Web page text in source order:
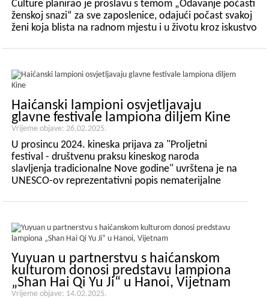
Culture planirao je proslavu s temom „Odavanje počasti
ženskoj snazi“ za sve zaposlenice, odajući počast svakoj
ženi koja blista na radnom mjestu i u životu kroz iskustvo
Haićanski lampioni osvjetljavaju
glavne festivale lampiona diljem Kine
Vrijeme objave: 26.02.2025.
U prosincu 2024. kineska prijava za "Proljetni
festival - društvenu praksu kineskog naroda
slavljenja tradicionalne Nove godine" uvrštena je na
UNESCO-ov reprezentativni popis nematerijalne
kao reprezentativni projekt, također je...
Yuyuan u partnerstvu s haićanskom
kulturom donosi predstavu lampiona
„Shan Hai Qi Yu Ji“ u Hanoi, Vijetnam
Vrijeme objave: 14.02.2025.